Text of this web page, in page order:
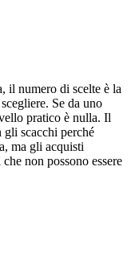
il numero di scelte è la
Se da uno
pratico è nulla. Il
scacchi perché
ma gli acquisti
non possono essere